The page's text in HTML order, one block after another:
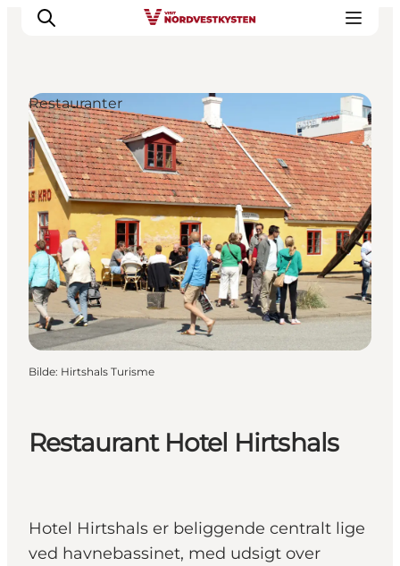
Byer og steder
Inspirasjon
Events
Overnatting
Planlegg ferien
Restaurant Hotel Hirtshals
Hotel Hirtshals er beliggende centralt lige
ved havnebassinet, med udsigt over
Restauranter
Bilde: Hirtshals Turisme